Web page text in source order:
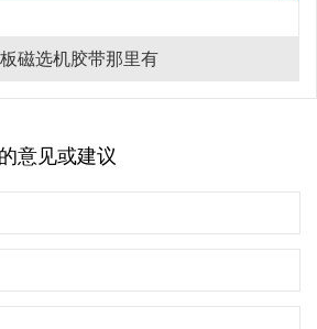
磁选机胶带那里有
意见或建议